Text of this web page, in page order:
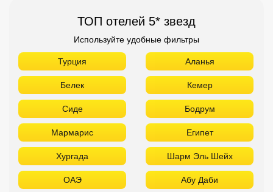
ТОП отелей 5* звезд
Используйте удобные фильтры
Турция Аланья
Белек Кемер
Сиде Бодрум
Мармарис Египет
Хургада Шарм Эль Шейх
ОАЭ Абу Даби